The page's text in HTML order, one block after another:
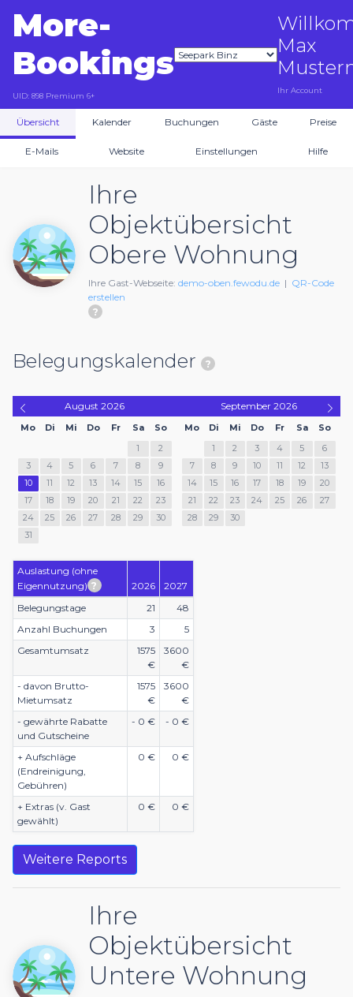
More-
Bookings
UID: 898 Premium 6+
Max
Ihr Account
Übersicht Kalender Buchungen Gäste Preise
E-Mails Website Einstellungen Hilfe
Ihre
Objektübersicht
Obere Wohnung
Ihre Gast-Webseite: demo-oben.fewodu.de | QR-Code
erstellen
Belegungskalender
August 2026
Mo Di Mi Do Fr Sa So
1
2
3
4 5 6 7 8
9
10
11 12 13 14 15
16
17
18 19 20 21 22
23
24
25 26 27 28 29
30
31
September 2026
Mo Di Mi Do Fr Sa So
1 2 3 4 5
6
7
8 9 10 11 12
13
14
15 16 17 18 19
20
21
22 23 24 25 26
27
28
29 30
Auslastung (ohne
Eigennutzung)
2026
2027
Belegungstage
21
48
Anzahl Buchungen
3
5
Gesamtumsatz
1575
€
3600
€
- davon Brutto-
Mietumsatz
1575
€
3600
€
- gewährte Rabatte
und Gutscheine
- 0 € - 0 €
+ Aufschläge
(Endreinigung,
Gebühren)
0 € 0 €
+ Extras (v. Gast
gewählt)
0 € 0 €
Weitere Reports
Ihre
Objektübersicht
Untere Wohnung